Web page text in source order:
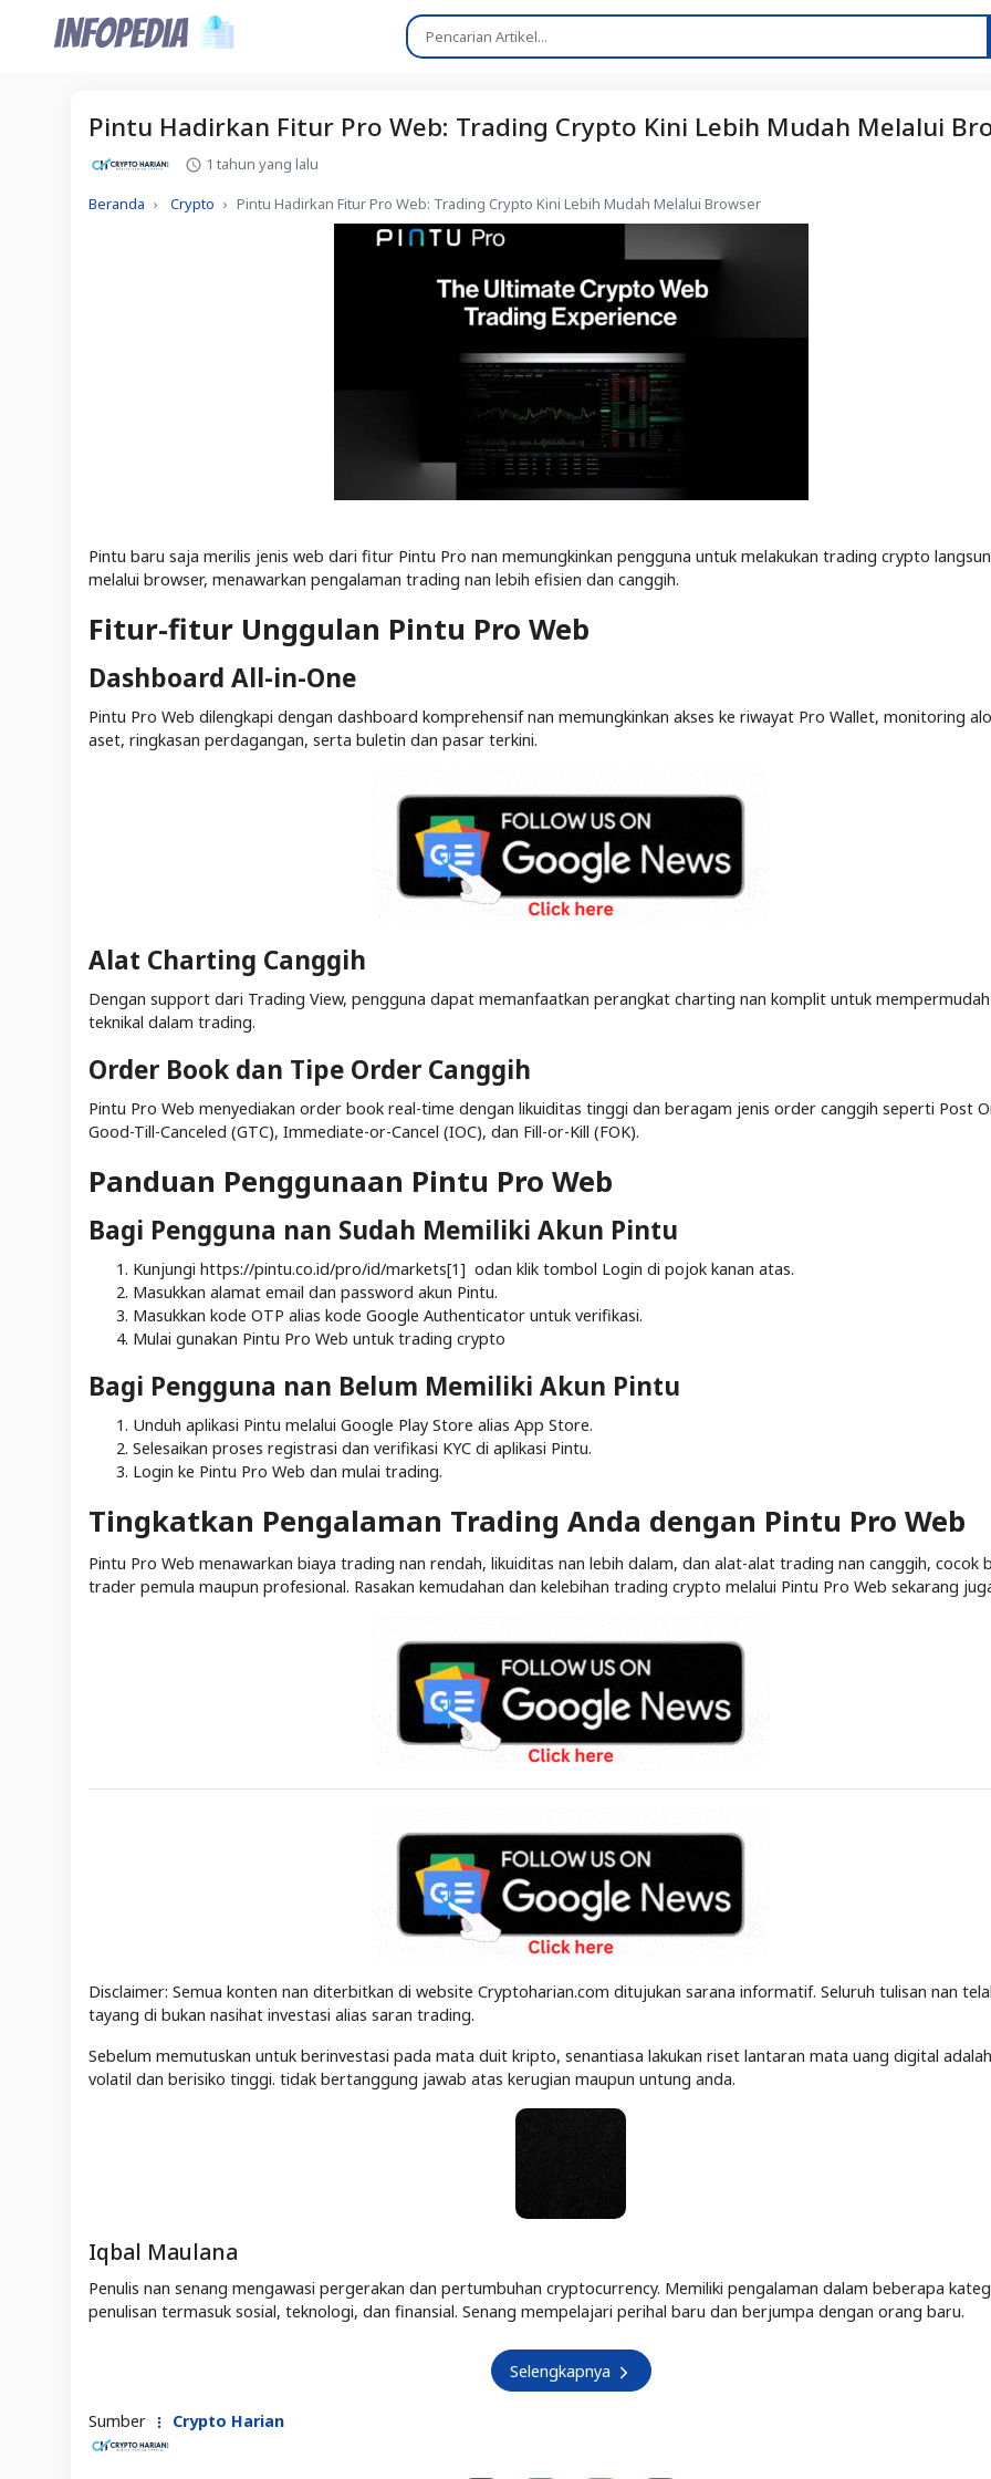
Pintu Hadirkan Fitur Pro Web: Trading Crypto Kini Lebih Mudah Melalui
1 tahun yang lalu
Beranda Crypto Pintu Hadirkan Fitur Pro Web: Trading Crypto Kini Lebih Mudah Melalui Browser
Pintu baru saja merilis jenis web dari fitur Pintu Pro nan memungkinkan pengguna untuk melakukan trading crypto
melalui browser, menawarkan pengalaman trading nan lebih efisien dan canggih.
Fitur-fitur Unggulan Pintu Pro Web
Dashboard All-in-One
Pintu Pro Web dilengkapi dengan dashboard komprehensif nan memungkinkan akses ke riwayat Pro Wallet, monitoring
aset, ringkasan perdagangan, serta buletin dan pasar terkini.
Alat Charting Canggih
Dengan support dari Trading View, pengguna dapat memanfaatkan perangkat charting nan komplit untuk
teknikal dalam trading.
Order Book dan Tipe Order Canggih
Pintu Pro Web menyediakan order book real-time dengan likuiditas tinggi dan beragam jenis order canggih seperti Post
Good-Till-Canceled (GTC), Immediate-or-Cancel (IOC), dan Fill-or-Kill (FOK).
Panduan Penggunaan Pintu Pro Web
Bagi Pengguna nan Sudah Memiliki Akun Pintu
Kunjungi https://pintu.co.id/pro/id/markets[1] odan klik tombol Login di pojok kanan atas.
Masukkan alamat email dan password akun Pintu.
Masukkan kode OTP alias kode Google Authenticator untuk verifikasi.
Mulai gunakan Pintu Pro Web untuk trading crypto
Bagi Pengguna nan Belum Memiliki Akun Pintu
Unduh aplikasi Pintu melalui Google Play Store alias App Store.
Selesaikan proses registrasi dan verifikasi KYC di aplikasi Pintu.
Login ke Pintu Pro Web dan mulai trading.
Tingkatkan Pengalaman Trading Anda dengan Pintu Pro Web
Pintu Pro Web menawarkan biaya trading nan rendah, likuiditas nan lebih dalam, dan alat-alat trading nan canggih, cocok
trader pemula maupun profesional. Rasakan kemudahan dan kelebihan trading crypto melalui Pintu Pro Web sekarang
Disclaimer: Semua konten nan diterbitkan di website Cryptoharian.com ditujukan sarana informatif. Seluruh tulisan nan
tayang di bukan nasihat investasi alias saran trading.
Sebelum memutuskan untuk berinvestasi pada mata duit kripto, senantiasa lakukan riset lantaran mata uang digital
volatil dan berisiko tinggi. tidak bertanggung jawab atas kerugian maupun untung anda.
Iqbal Maulana
Penulis nan senang mengawasi pergerakan dan pertumbuhan cryptocurrency. Memiliki pengalaman dalam beberapa
penulisan termasuk sosial, teknologi, dan finansial. Senang mempelajari perihal baru dan berjumpa dengan orang baru.
Selengkapnya
Sumber Crypto Harian